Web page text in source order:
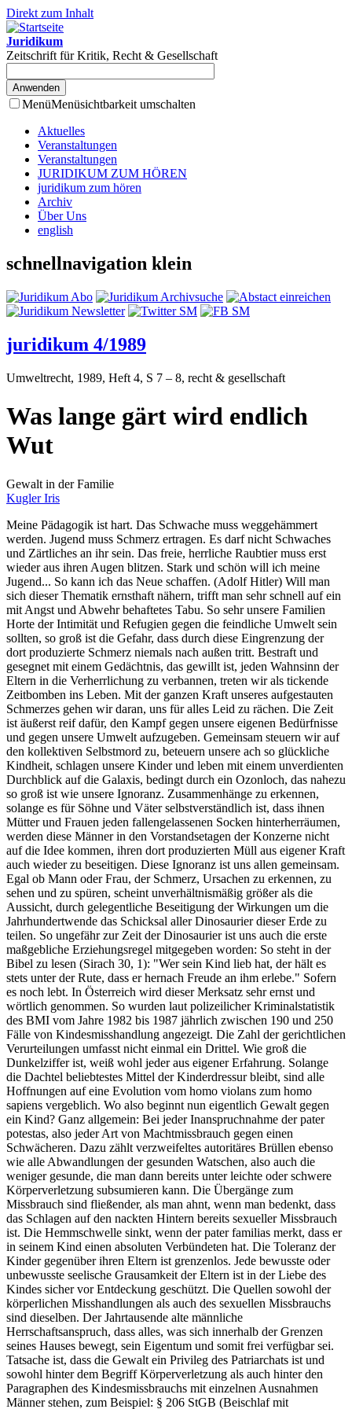
Direkt zum Inhalt
Juridikum
Zeitschrift für Kritik, Recht & Gesellschaft
MenüMenüsichtbarkeit umschalten
Aktuelles
Veranstaltungen
Veranstaltungen
JURIDIKUM ZUM HÖREN
juridikum zum hören
Archiv
Über Uns
english
schnellnavigation klein
juridikum 4/1989
Umweltrecht, 1989, Heft 4, S 7 – 8, recht & gesellschaft
Was lange gärt wird endlich
Wut
Gewalt in der Familie
Kugler Iris
Meine Pädagogik ist hart. Das Schwache muss weggehämmert
werden. Jugend muss Schmerz ertragen. Es darf nicht Schwaches
und Zärtliches an ihr sein. Das freie, herrliche Raubtier muss erst
wieder aus ihren Augen blitzen. Stark und schön will ich meine
Jugend... So kann ich das Neue schaffen. (Adolf Hitler) Will man
sich dieser Thematik ernsthaft nähern, trifft man sehr schnell auf ein
mit Angst und Abwehr behaftetes Tabu. So sehr unsere Familien
Horte der Intimität und Refugien gegen die feindliche Umwelt sein
sollten, so groß ist die Gefahr, dass durch diese Eingrenzung der
dort produzierte Schmerz niemals nach außen tritt. Bestraft und
gesegnet mit einem Gedächtnis, das gewillt ist, jeden Wahnsinn der
Eltern in die Verherrlichung zu verbannen, treten wir als tickende
Zeitbomben ins Leben. Mit der ganzen Kraft unseres aufgestauten
Schmerzes gehen wir daran, uns für alles Leid zu rächen. Die Zeit
ist äußerst reif dafür, den Kampf gegen unsere eigenen Bedürfnisse
und gegen unsere Umwelt aufzugeben. Gemeinsam steuern wir auf
den kollektiven Selbstmord zu, beteuern unsere ach so glückliche
Kindheit, schlagen unsere Kinder und leben mit einem unverdienten
Durchblick auf die Galaxis, bedingt durch ein Ozonloch, das nahezu
so groß ist wie unsere Ignoranz. Zusammenhänge zu erkennen,
solange es für Söhne und Väter selbstverständlich ist, dass ihnen
Mütter und Frauen jeden fallengelassenen Socken hinterherräumen,
werden diese Männer in den Vorstandsetagen der Konzerne nicht
auf die Idee kommen, ihren dort produzierten Müll aus eigener Kraft
auch wieder zu beseitigen. Diese Ignoranz ist uns allen gemeinsam.
Egal ob Mann oder Frau, der Schmerz, Ursachen zu erkennen, zu
sehen und zu spüren, scheint unverhältnismäßig größer als die
Aussicht, durch gelegentliche Beseitigung der Wirkungen um die
Jahrhundertwende das Schicksal aller Dinosaurier dieser Erde zu
teilen. So ungefähr zur Zeit der Dinosaurier ist uns auch die erste
maßgebliche Erziehungsregel mitgegeben worden: So steht in der
Bibel zu lesen (Sirach 30, 1): "Wer sein Kind lieb hat, der hält es
stets unter der Rute, dass er hernach Freude an ihm erlebe." Sofern
es noch lebt. In Österreich wird dieser Merksatz sehr ernst und
wörtlich genommen. So wurden laut polizeilicher Kriminalstatistik
des BMI vom Jahre 1982 bis 1987 jährlich zwischen 190 und 250
Fälle von Kindesmisshandlung angezeigt. Die Zahl der gerichtlichen
Verurteilungen umfasst nicht einmal ein Drittel. Wie groß die
Dunkelziffer ist, weiß wohl jeder aus eigener Erfahrung. Solange
die Dachtel beliebtestes Mittel der Kinderdressur bleibt, sind alle
Hoffnungen auf eine Evolution vom homo violans zum homo
sapiens vergeblich. Wo also beginnt nun eigentlich Gewalt gegen
ein Kind? Ganz allgemein: Bei jeder Inanspruchnahme der pater
potestas, also jeder Art von Machtmissbrauch gegen einen
Schwächeren. Dazu zählt verzweifeltes autoritäres Brüllen ebenso
wie alle Abwandlungen der gesunden Watschen, also auch die
weniger gesunde, die man dann bereits unter leichte oder schwere
Körperverletzung subsumieren kann. Die Übergänge zum
Missbrauch sind fließender, als man ahnt, wenn man bedenkt, dass
das Schlagen auf den nackten Hintern bereits sexueller Missbrauch
ist. Die Hemmschwelle sinkt, wenn der pater familias merkt, dass er
in seinem Kind einen absoluten Verbündeten hat. Die Toleranz der
Kinder gegenüber ihren Eltern ist grenzenlos. Jede bewusste oder
unbewusste seelische Grausamkeit der Eltern ist in der Liebe des
Kindes sicher vor Entdeckung geschützt. Die Quellen sowohl der
körperlichen Misshandlungen als auch des sexuellen Missbrauchs
sind dieselben. Der Jahrtausende alte männliche
Herrschaftsanspruch, dass alles, was sich innerhalb der Grenzen
seines Hauses bewegt, sein Eigentum und somit frei verfügbar sei.
Tatsache ist, dass die Gewalt ein Privileg des Patriarchats ist und
sowohl hinter dem Begriff Körperverletzung als auch hinter den
Paragraphen des Kindesmissbrauchs mit einzelnen Ausnahmen
Männer stehen, zum Beispiel: § 206 StGB (Beischlaf mit